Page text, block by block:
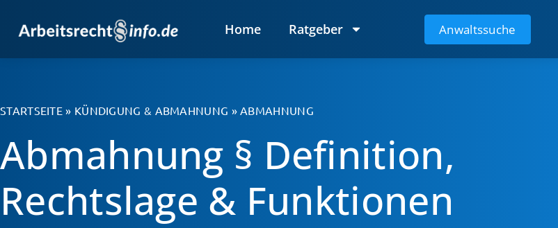
Home Ratgeber Anwaltssuche
STARTSEITE » KÜNDIGUNG & ABMAHNUNG »ABMAHNUNG
Abmahnung § Definition,
Rechtslage & Funktionen